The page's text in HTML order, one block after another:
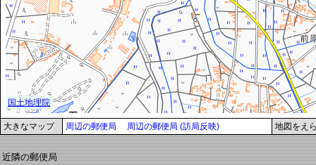
大きなマップ 周辺の郵便局 周辺の郵便局 (訪局反映) 地図をえ
近隣の郵便局